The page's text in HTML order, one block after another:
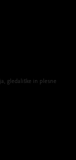
gledališke in plesne